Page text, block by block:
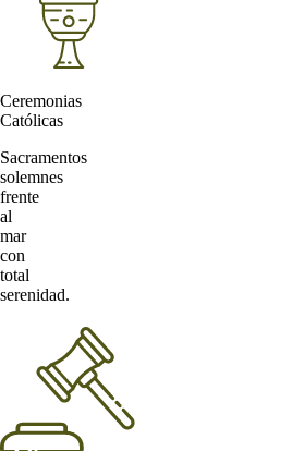
Ceremonias
Católicas
Sacramentos
solemnes
frente
al
mar
con
total
serenidad.